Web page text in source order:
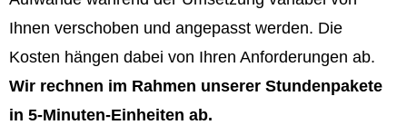
Ihnen verschoben und angepasst werden. Die
Kosten hängen dabei von Ihren Anforderungen ab.
Wir rechnen im Rahmen unserer Stundenpakete
in 5-Minuten-Einheiten ab.